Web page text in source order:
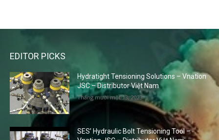
EDITOR PICKS
Hydratight Tensioning Solutions – Vnation
JSC – Distributor Việt Nam
Tháng mười một 13, 2023
SES’ Hydraulic Bolt Tensioning Tool –